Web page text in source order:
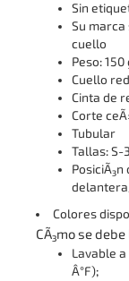
Sin
Su
cuello
Peso:
Cuello
Cinta de
Corte
Tubular
Tallas: S-
Colores
CÃ³mo se
Lavable a
Â°F);